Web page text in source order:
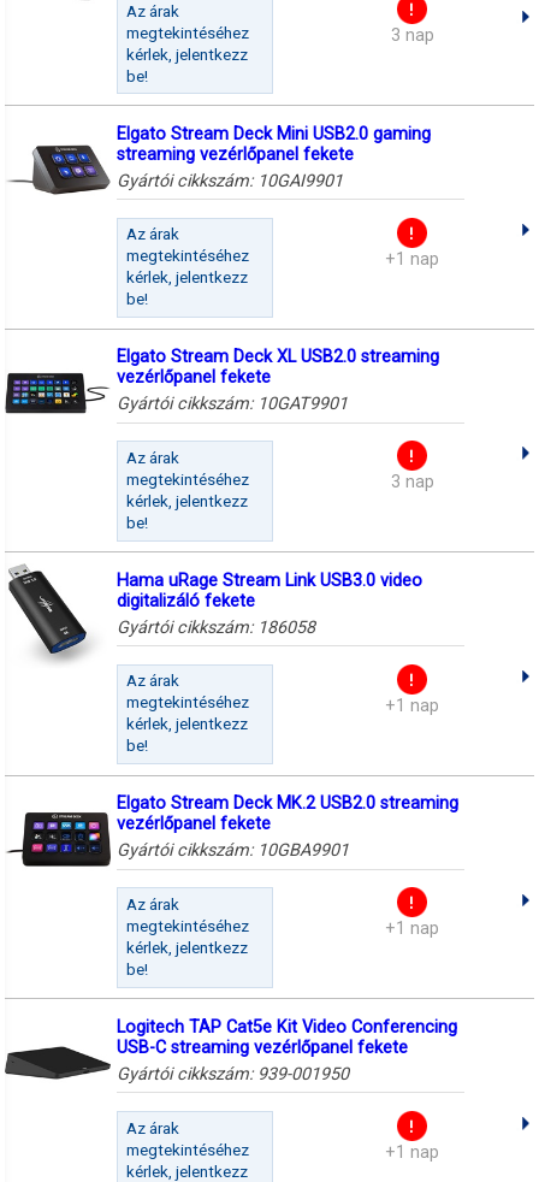
Az árak
megtekintéséhez
kérlek, jelentkezz
be!
3 nap
Elgato Stream Deck Mini USB2.0 gaming
streaming vezérlőpanel fekete
Gyártói cikkszám: 10GAI9901
Az árak
megtekintéséhez
kérlek, jelentkezz
be!
+1 nap
Elgato Stream Deck XL USB2.0 streaming
vezérlőpanel fekete
Gyártói cikkszám: 10GAT9901
Az árak
megtekintéséhez
kérlek, jelentkezz
be!
3 nap
Hama uRage Stream Link USB3.0 video
digitalizáló fekete
Gyártói cikkszám: 186058
Az árak
megtekintéséhez
kérlek, jelentkezz
be!
+1 nap
Elgato Stream Deck MK.2 USB2.0 streaming
vezérlőpanel fekete
Gyártói cikkszám: 10GBA9901
Az árak
megtekintéséhez
kérlek, jelentkezz
be!
+1 nap
Logitech TAP Cat5e Kit Video Conferencing
USB-C streaming vezérlőpanel fekete
Gyártói cikkszám: 939-001950
Az árak
megtekintéséhez
kérlek, jelentkezz
+1 nap